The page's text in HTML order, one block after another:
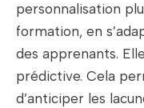
personnalisation
formation, en
des apprenants.
prédictive. Cela
d’anticiper les